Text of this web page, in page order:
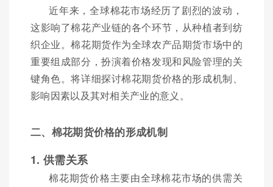
近年来，全球棉花市场经历了剧烈的波动，
这影响了棉花产业链的各个环节，从种植者到纺
织企业。棉花期货作为全球农产品期货市场中的
重要组成部分，扮演着价格发现和风险管理的关
键角色。将详细探讨棉花期货价格的形成机制、
影响因素以及其对相关产业的意义。
二、棉花期货价格的形成机制
1. 供需关系
棉花期货价格主要由全球棉花市场的供需关